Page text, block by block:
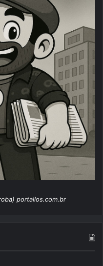
portallos.com.br